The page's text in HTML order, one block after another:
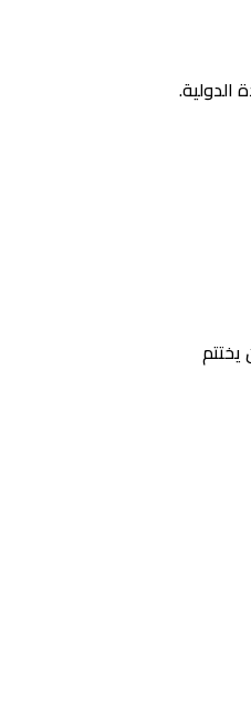
الدولية.
يختتم